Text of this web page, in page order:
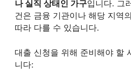
나 실직 상태인 가구입니다. 그
건은 금융 기관이나 해당 지역
따라 다를 수 있습니다.
대출 신청을 위해 준비해야 할
니다: